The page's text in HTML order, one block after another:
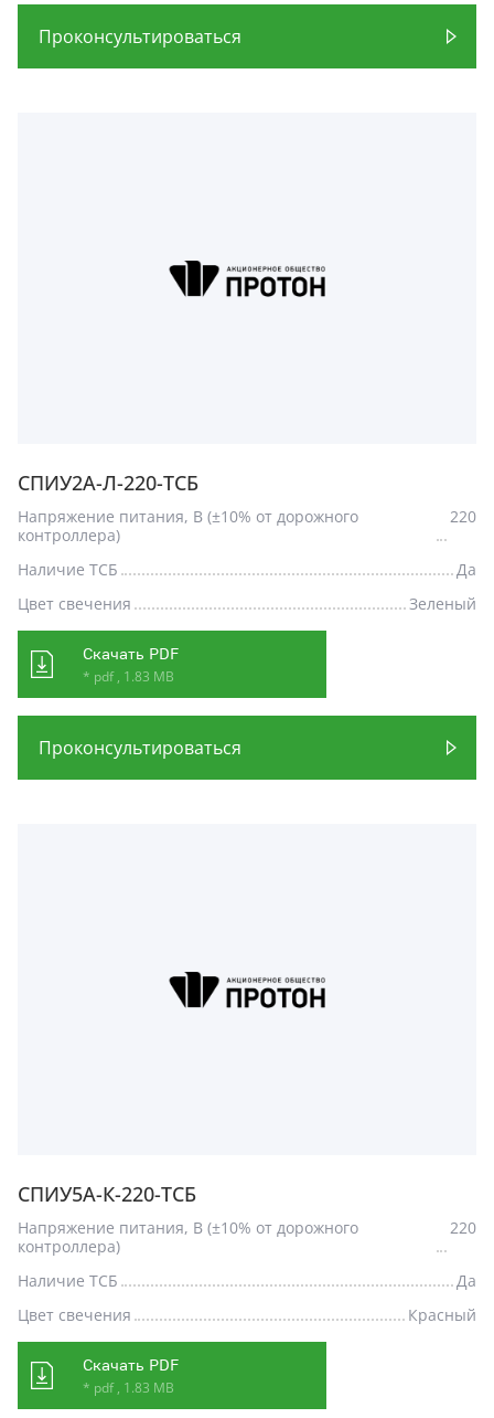
Проконсультироваться
СПИУ2А-Л-220-ТСБ
Напряжение питания, В (±10% от дорожного
контроллера)
220
Наличие ТСБ
Да
Цвет свечения
Зеленый
Скачать PDF
* pdf , 1.83 MB
Проконсультироваться
СПИУ5А-К-220-ТСБ
Напряжение питания, В (±10% от дорожного
контроллера)
220
Наличие ТСБ
Да
Цвет свечения
Красный
Скачать PDF
* pdf , 1.83 MB